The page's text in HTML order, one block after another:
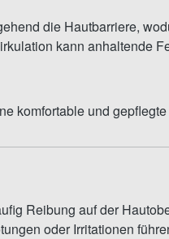
die Hautbarriere,
kann anhaltende
komfortable und
Reibung auf der
oder Irritationen